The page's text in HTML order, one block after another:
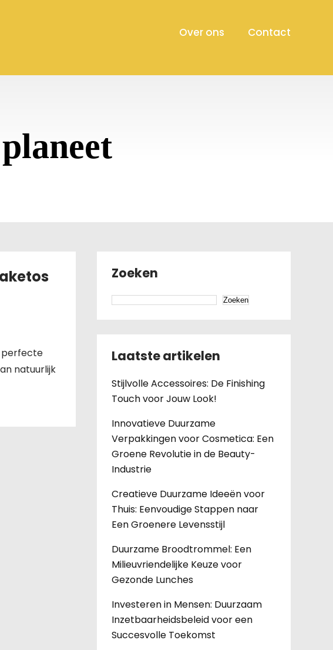
Over ons Contact
perfecte
natuurlijk
Zoeken
Zoeken
Laatste artikelen
Stijlvolle Accessoires: De Finishing
Touch voor Jouw Look!
Innovatieve Duurzame
Verpakkingen voor Cosmetica: Een
Groene Revolutie in de Beauty-
Industrie
Creatieve Duurzame Ideeën voor
Thuis: Eenvoudige Stappen naar
Een Groenere Levensstijl
Duurzame Broodtrommel: Een
Milieuvriendelijke Keuze voor
Gezonde Lunches
Investeren in Mensen: Duurzaam
Inzetbaarheidsbeleid voor een
Succesvolle Toekomst